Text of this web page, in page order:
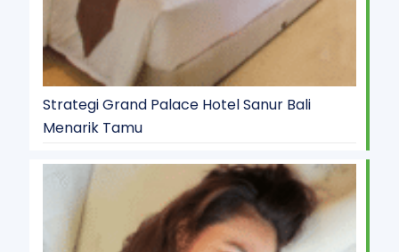
Strategi Grand Palace Hotel Sanur Bali
Menarik Tamu